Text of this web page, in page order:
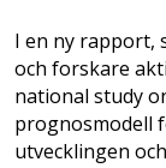
I en ny rapport,
och forskare
national study
prognosmodell
utvecklingen